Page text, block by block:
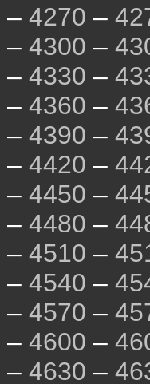
– 4270 –
– 4300 –
– 4330 –
– 4360 –
– 4390 –
– 4420 –
– 4450 –
– 4480 –
– 4510 –
– 4540 –
– 4570 –
– 4600 –
– 4630 –